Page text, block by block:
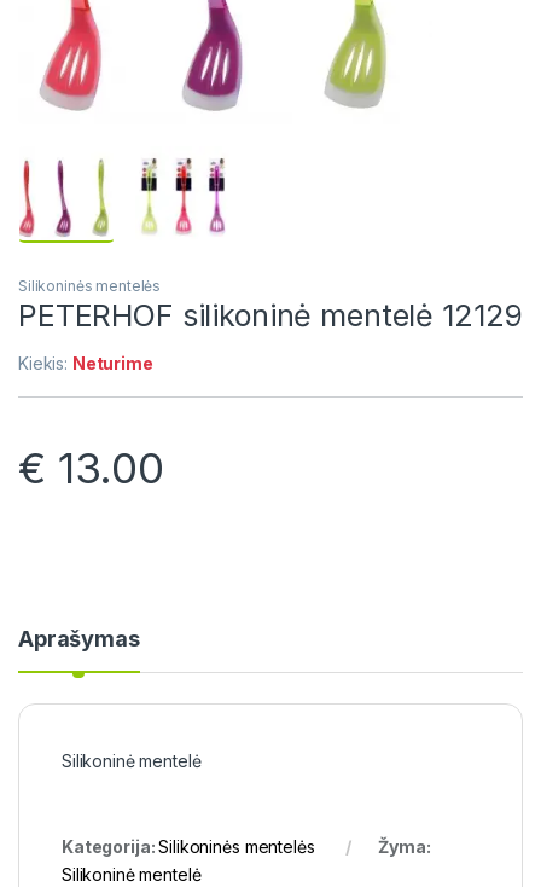
Silikoninės mentelės
PETERHOF silikoninė mentelė 12129
Kiekis: Neturime
€ 13.00
Aprašymas
Silikoninė mentelė
Kategorija:Silikoninės mentelės
Žyma:
Silikoninė mentelė